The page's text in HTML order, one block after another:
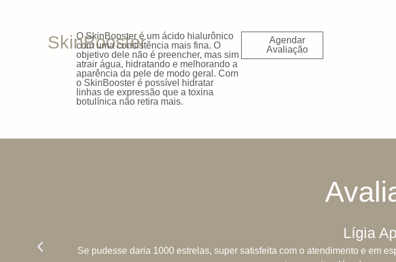
SkinBooster
O SkinBooster é um ácido hialurônico
com uma consistência mais fina. O
objetivo dele não é preencher, mas sim
atrair água, hidratando e melhorando a
aparência da pele de modo geral. Com
o SkinBooster é possível hidratar
linhas de expressão que a toxina
botulínica não retira mais.
Agendar
Avaliação
Lígia
Se pudesse daria 1000 estrelas, super satisfeita com o atendimento e em